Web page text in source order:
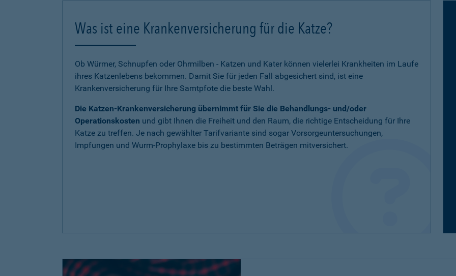
Was ist eine Krankenversicherung für die Katze?
Ob Würmer, Schnupfen oder Ohrmilben - Katzen und Kater können vielerlei Krankheiten im Laufe
ihres Katzenlebens bekommen. Damit Sie für jeden Fall abgesichert sind, ist eine
Krankenversicherung für Ihre Samtpfote die beste Wahl.
Die Katzen-Krankenversicherung übernimmt für Sie die Behandlungs- und/oder
Operationskosten und gibt Ihnen die Freiheit und den Raum, die richtige Entscheidung für Ihre
Katze zu treffen. Je nach gewählter Tarifvariante sind sogar Vorsorgeuntersuchungen,
Impfungen und Wurm-Prophylaxe bis zu bestimmten Beträgen mitversichert.